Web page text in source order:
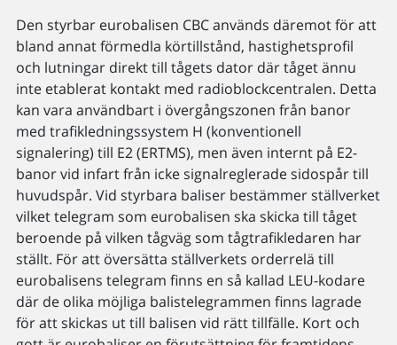
Den styrbar eurobalisen CBC används däremot för att
bland annat förmedla körtillstånd, hastighetsprofil
och lutningar direkt till tågets dator där tåget ännu
inte etablerat kontakt med radioblockcentralen. Detta
kan vara användbart i övergångszonen från banor
med trafikledningssystem H (konventionell
signalering) till E2 (ERTMS), men även internt på E2-
banor vid infart från icke signalreglerade sidospår till
huvudspår. Vid styrbara baliser bestämmer ställverket
vilket telegram som eurobalisen ska skicka till tåget
beroende på vilken tågväg som tågtrafikledaren har
ställt. För att översätta ställverkets orderrelä till
eurobalisens telegram finns en så kallad LEU-kodare
där de olika möjliga balistelegrammen finns lagrade
för att skickas ut till balisen vid rätt tillfälle. Kort och